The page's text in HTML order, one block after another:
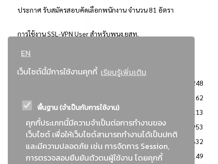
EN
เว็บไซต์นี้มีการใช้งานคุกกี้ เรียนรู้เพิ่มเติม
พื้นฐาน (จำเป็นกับการใช้งาน)
คุกกี้ประเภทนี้มีความจำเป็นต่อการทำงานของ
เว็บไซต์ เพื่อให้เว็บไซต์สามารถทำงานได้เป็นปกติ
และมีความปลอดภัย เช่น การจัดการ Session,
การตรวจสอบยืนยันตัวตนผู้ใช้งาน โดยคุกกี้
ประกาศ รับสมัครสอบคัดเลือกพนักงาน จำนวน 81 อัตรา
การใช้งาน SSL-VPN User สำหรับพนง.ยสท.
..ยอดนิยม..
3248
2362
: วิธีเฉพาะเจาะจง
2113
ข่าวสาร/ประกาศ
1953
: เอกสารส่งเสริมความโปร่งใสในการจัดซื้อจัดจ้าง
1632
ข่าวสารจัดซื้อจัดจ้าง
1149